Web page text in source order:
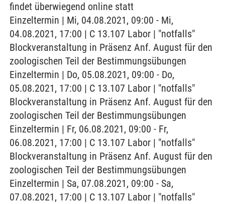
findet überwiegend online statt
Einzeltermin | Mi, 04.08.2021, 09:00 - Mi,
04.08.2021, 17:00 | C 13.107 Labor | "notfalls"
Blockveranstaltung in Präsenz Anf. August für den
zoologischen Teil der Bestimmungsübungen
Einzeltermin | Do, 05.08.2021, 09:00 - Do,
05.08.2021, 17:00 | C 13.107 Labor | "notfalls"
Blockveranstaltung in Präsenz Anf. August für den
zoologischen Teil der Bestimmungsübungen
Einzeltermin | Fr, 06.08.2021, 09:00 - Fr,
06.08.2021, 17:00 | C 13.107 Labor | "notfalls"
Blockveranstaltung in Präsenz Anf. August für den
zoologischen Teil der Bestimmungsübungen
Einzeltermin | Sa, 07.08.2021, 09:00 - Sa,
07.08.2021, 17:00 | C 13.107 Labor | "notfalls"